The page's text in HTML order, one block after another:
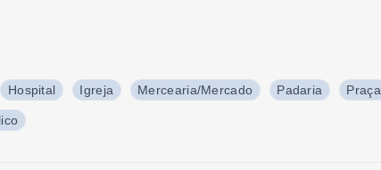
Hospital Igreja Mercearia/Mercado Padaria Praça